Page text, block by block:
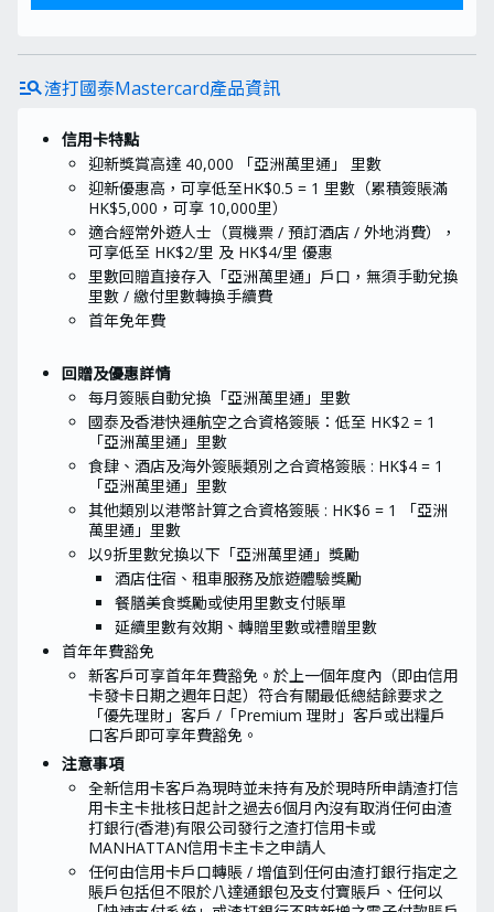
$ 4 /里
餐飲消費里數回贈
$ 4 /里 info
manage_search渣打國泰Mastercard產品資訊
信用卡特點
迎新獎賞高達 40,000 「亞洲萬里通」 里數
迎新優惠高，可享低至HK$0.5 = 1 里數（累積簽賬滿
HK$5,000，可享 10,000里）
適合經常外遊人士（買機票 / 預訂酒店 / 外地消費），
可享低至 HK$2/里 及 HK$4/里 優惠
里數回贈直接存入「亞洲萬里通」戶口，無須手動兌換
里數 / 繳付里數轉換手續費
首年免年費
回贈及優惠詳情
每月簽賬自動兌換「亞洲萬里通」里數
國泰及香港快運航空之合資格簽賬：低至 HK$2 = 1
「亞洲萬里通」里數
食肆、酒店及海外簽賬類別之合資格簽賬 : HK$4 = 1
「亞洲萬里通」里數
其他類別以港幣計算之合資格簽賬 : HK$6 = 1 「亞洲
萬里通」里數
以9折里數兌換以下「亞洲萬里通」獎勵
酒店住宿、租車服務及旅遊體驗獎勵
餐膳美食獎勵或使用里數支付賬單
延續里數有效期、轉贈里數或禮贈里數
首年年費豁免
新客戶可享首年年費豁免。於上一個年度內（即由信用
卡發卡日期之週年日起）符合有關最低總結餘要求之
「優先理財」客戶 /「Premium 理財」客戶或出糧戶
口客戶即可享年費豁免。
注意事項
全新信用卡客戶為現時並未持有及於現時所申請渣打信
用卡主卡批核日起計之過去6個月內沒有取消任何由渣
打銀行(香港)有限公司發行之渣打信用卡或
MANHATTAN信用卡主卡之申請人
任何由信用卡戶口轉賬 / 增值到任何由渣打銀行指定之
賬戶包括但不限於八達通銀包及支付寶賬戶、任何以